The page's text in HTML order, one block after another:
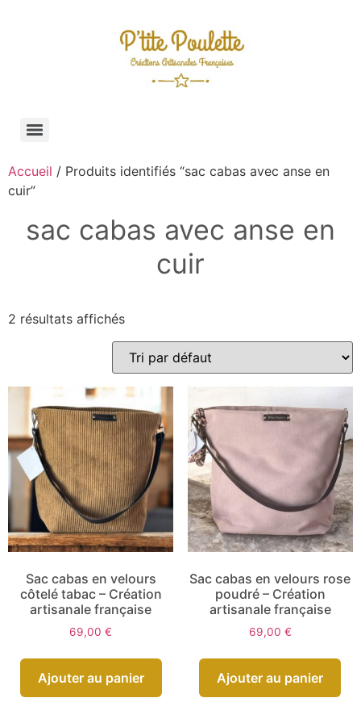
Accueil / Produits identifiés “sac cabas avec anse en
cuir”
sac cabas avec anse en
cuir
2 résultats affichés
Sac cabas en velours
côtelé tabac – Création
artisanale française
69,00€
Ajouter au panier
Sac cabas en velours rose
poudré – Création
artisanale française
69,00 €
Ajouter au panier